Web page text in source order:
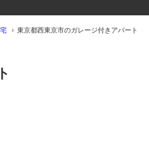
東京都西東京市のガレージ付きアパート